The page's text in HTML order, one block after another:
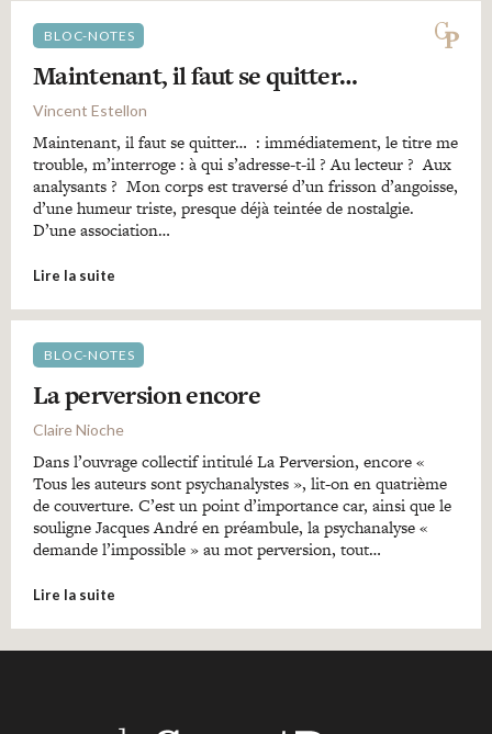
BLOC-NOTES
Maintenant, il faut se quitter…
Vincent Estellon
Maintenant, il faut se quitter… : immédiatement, le titre me
trouble, m’interroge : à qui s’adresse-t-il ? Au lecteur ? Aux
analysants ? Mon corps est traversé d’un frisson d’angoisse,
d’une humeur triste, presque déjà teintée de nostalgie.
D’une association…
Lire la suite
BLOC-NOTES
La perversion encore
Claire Nioche
Dans l’ouvrage collectif intitulé La Perversion, encore «
Tous les auteurs sont psychanalystes », lit-on en quatrième
de couverture. C’est un point d’importance car, ainsi que le
souligne Jacques André en préambule, la psychanalyse «
demande l’impossible » au mot perversion, tout…
Lire la suite